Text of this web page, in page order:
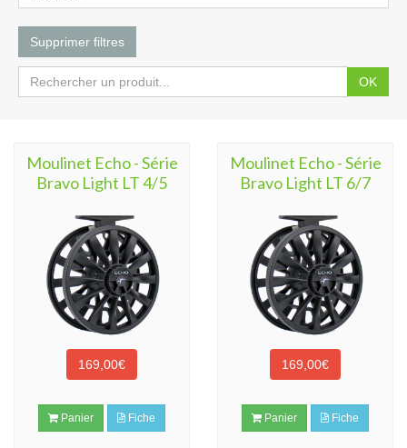
Supprimer filtres
OK
Moulinet Echo - Série
Bravo Light LT 4/5
169,00€
Panier Fiche
Moulinet Echo - Série
Bravo Light LT 6/7
169,00€
Panier Fiche